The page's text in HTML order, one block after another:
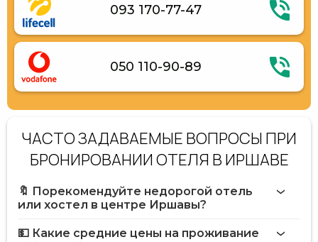
093 170-77-47
050 110-90-89
ЧАСТО ЗАДАВАЕМЫЕ ВОПРОСЫ ПРИ
БРОНИРОВАНИИ ОТЕЛЯ В ИРШАВЕ
🔖 Порекомендуйте недорогой отель
или хостел в центре Иршавы?
💵 Какие средние цены на проживание